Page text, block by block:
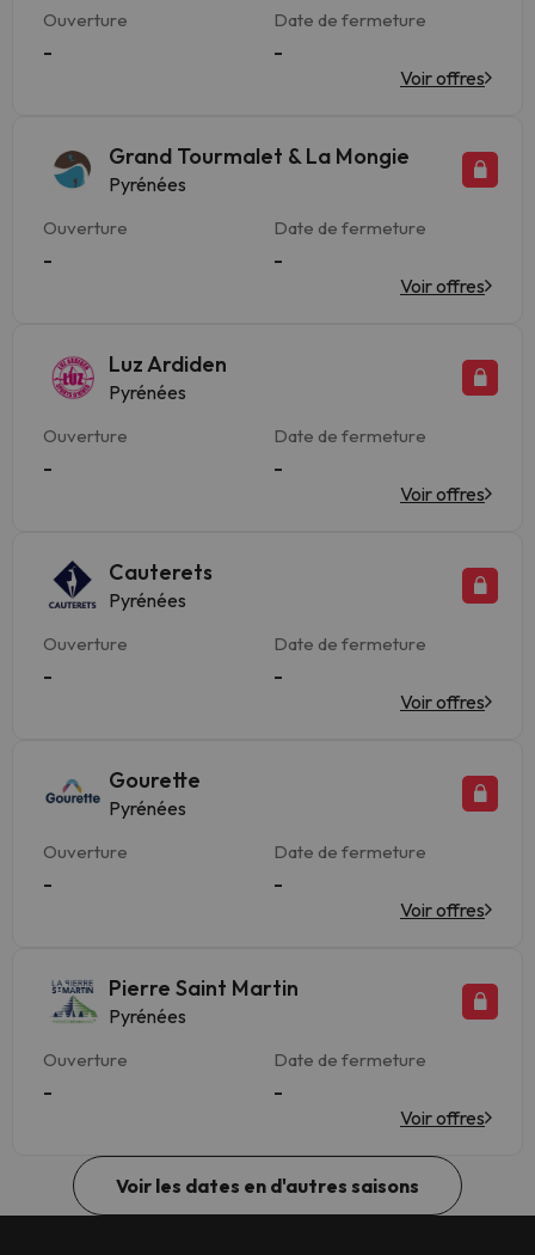
Ouverture
-
Date de fermeture
-
Voir offres
Grand Tourmalet & La Mongie
Pyrénées
Ouverture
-
Date de fermeture
-
Voir offres
Luz Ardiden
Pyrénées
Ouverture
-
Date de fermeture
-
Voir offres
Cauterets
Pyrénées
Ouverture
-
Date de fermeture
-
Voir offres
Gourette
Pyrénées
Ouverture
-
Date de fermeture
-
Voir offres
Pierre Saint Martin
Pyrénées
Ouverture
-
Date de fermeture
-
Voir offres
Voir les dates en d'autres saisons